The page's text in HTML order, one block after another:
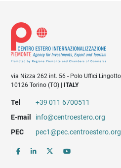
via Nizza 262 int. 56 - Polo Uffici Lingotto
10126 Torino (TO) |ITALY
Tel
+39 011 6700511
E-mail
info@centroestero.org
PEC
pec1@pec.centroestero.org